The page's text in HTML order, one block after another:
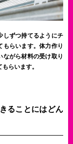
しずつ持てるようにチ
もらいます。体力作り
ながら材料の受け取り
らいます。
ることにはどん